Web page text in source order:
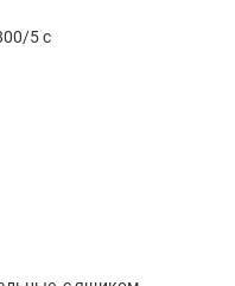
5 с